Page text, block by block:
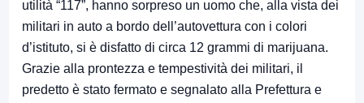
utilità “117”, hanno sorpreso un uomo che, alla vista dei
militari in auto a bordo dell’autovettura con i colori
d’istituto, si è disfatto di circa 12 grammi di marijuana.
Grazie alla prontezza e tempestività dei militari, il
predetto è stato fermato e segnalato alla Prefettura e